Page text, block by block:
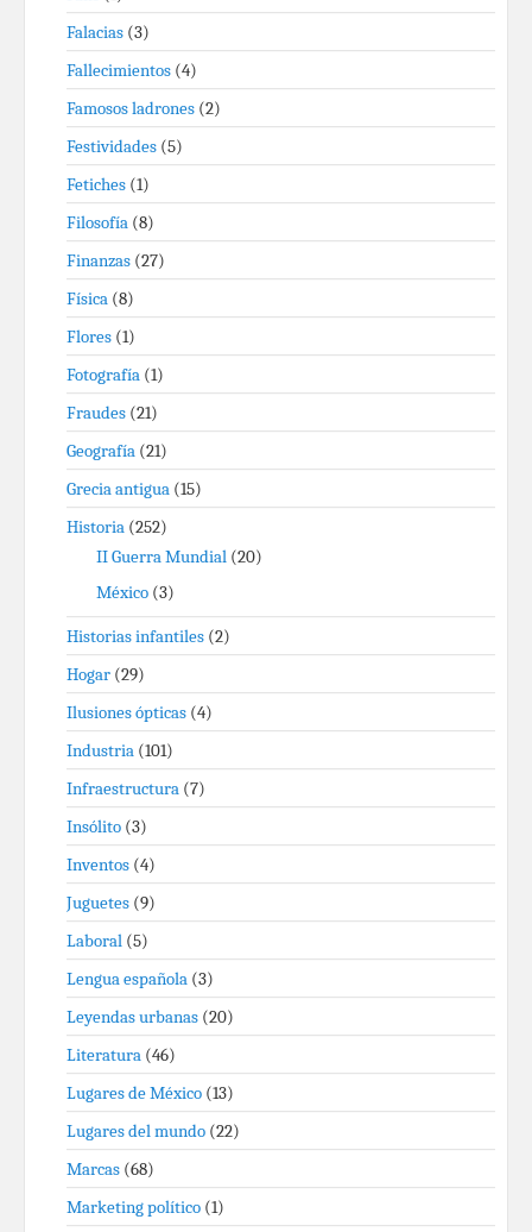
Falacias (3)
Fallecimientos (4)
Famosos ladrones (2)
Festividades (5)
Fetiches (1)
Filosofía (8)
Finanzas (27)
Física (8)
Flores (1)
Fotografía (1)
Fraudes (21)
Geografía (21)
Grecia antigua (15)
Historia (252)
II Guerra Mundial (20)
México (3)
Historias infantiles (2)
Hogar (29)
Ilusiones ópticas (4)
Industria (101)
Infraestructura (7)
Insólito (3)
Inventos (4)
Juguetes (9)
Laboral (5)
Lengua española (3)
Leyendas urbanas (20)
Literatura (46)
Lugares de México (13)
Lugares del mundo (22)
Marcas (68)
Marketing político (1)